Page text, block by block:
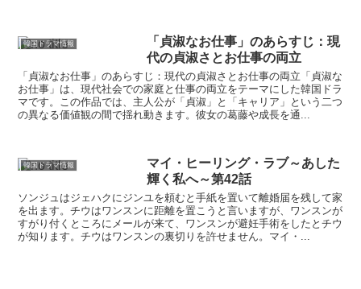
韓国ドラマ情報
「貞淑なお仕事」のあらすじ：現
代の貞淑さとお仕事の両立
「貞淑なお仕事」のあらすじ：現代の貞淑さとお仕事の両立「貞淑な
お仕事」は、現代社会での家庭と仕事の両立をテーマにした韓国ドラ
マです。この作品では、主人公が「貞淑」と「キャリア」という二つ
の異なる価値観の間で揺れ動きます。彼女の葛藤や成長を通...
韓国ドラマ情報
マイ・ヒーリング・ラブ～あした
輝く私へ～第42話
ソンジュはジェハクにジンユを頼むと手紙を置いて離婚届を残して家
を出ます。チウはワンスンに距離を置こうと言いますが、ワンスンが
すがり付くところにメールが来て、ワンスンが避妊手術をしたとチウ
が知ります。チウはワンスンの裏切りを許せません。マイ・...